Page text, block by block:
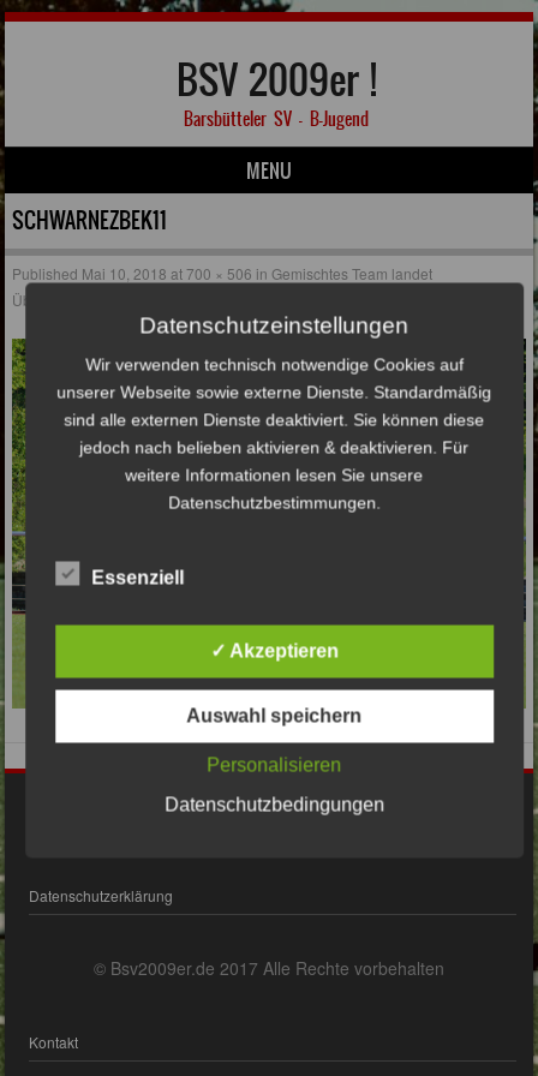
BSV 2009er !
Barsbütteler SV – B-Jugend
MENU
Skip to content
SCHWARNEZBEK11
Published Mai 10, 2018 at700 × 506 inGemischtes Team landet
Überraschungserfolg
Datenschutzerklärung
© Bsv2009er.de 2017 Alle Rechte vorbehalten
Kontakt
Datenschutzeinstellungen
Wir verwenden technisch notwendige Cookies auf
unserer Webseite sowie externe Dienste. Standardmäßig
sind alle externen Dienste deaktiviert. Sie können diese
jedoch nach belieben aktivieren & deaktivieren. Für
weitere Informationen lesen Sie unsere
Datenschutzbestimmungen.
Essenziell
✓ Akzeptieren
Auswahl speichern
Personalisieren
Datenschutzbedingungen